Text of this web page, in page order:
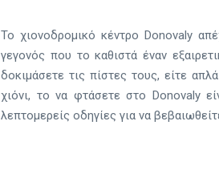
Το χιονοδρομικό κέντρο Donovaly
γεγονός που το καθιστά έναν
δοκιμάσετε τις πίστες τους, είτε
χιόνι, το να φτάσετε στο Donovaly
λεπτομερείς οδηγίες για να